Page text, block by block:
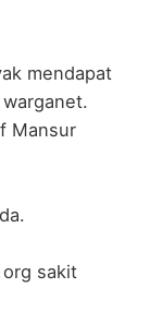
mendapat
Mansur
sakit